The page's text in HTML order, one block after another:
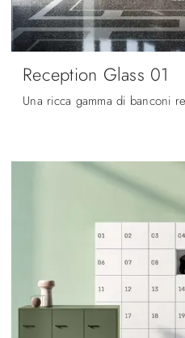
Reception Glass 01